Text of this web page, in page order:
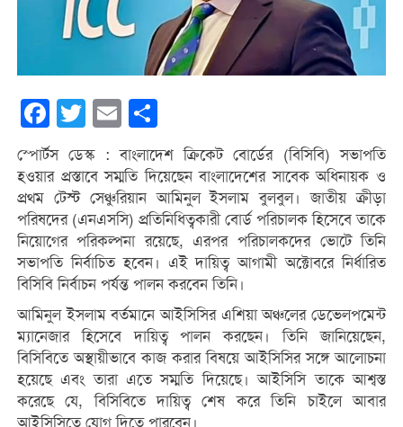
Facebook
Twitter Email
স্পোর্টস ডেস্ক : বাংলাদেশ ক্রিকেট বোর্ডের (বিসিবি) সভাপতি
হওয়ার প্রস্তাবে সম্মতি দিয়েছেন বাংলাদেশের সাবেক অধিনায়ক ও
প্রথম টেস্ট সেঞ্চুরিয়ান আমিনুল ইসলাম বুলবুল। জাতীয় ক্রীড়া
পরিষদের (এনএসসি) প্রতিনিধিত্বকারী বোর্ড পরিচালক হিসেবে তাকে
নিয়োগের পরিকল্পনা রয়েছে, এরপর পরিচালকদের ভোটে তিনি
সভাপতি নির্বাচিত হবেন। এই দায়িত্ব আগামী অক্টোবরে নির্ধারিত
বিসিবি নির্বাচন পর্যন্ত পালন করবেন তিনি।
আমিনুল ইসলাম বর্তমানে আইসিসির এশিয়া অঞ্চলের ডেভেলপমেন্ট
ম্যানেজার হিসেবে দায়িত্ব পালন করছেন। তিনি জানিয়েছেন,
বিসিবিতে অস্থায়ীভাবে কাজ করার বিষয়ে আইসিসির সঙ্গে আলোচনা
হয়েছে এবং তারা এতে সম্মতি দিয়েছে। আইসিসি তাকে আশ্বস্ত
করেছে যে, বিসিবিতে দায়িত্ব শেষ করে তিনি চাইলে আবার
আইসিসিতে যোগ দিতে পারবেন।